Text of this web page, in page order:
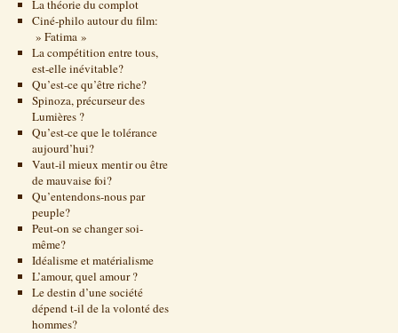
La théorie du complot
Ciné-philo autour du film:
» Fatima »
La compétition entre tous,
est-elle inévitable?
Qu’est-ce qu’être riche?
Spinoza, précurseur des
Lumières ?
Qu’est-ce que le tolérance
aujourd’hui?
Vaut-il mieux mentir ou être
de mauvaise foi?
Qu’entendons-nous par
peuple?
Peut-on se changer soi-
même?
Idéalisme et matérialisme
L’amour, quel amour ?
Le destin d’une société
dépend t-il de la volonté des
hommes?